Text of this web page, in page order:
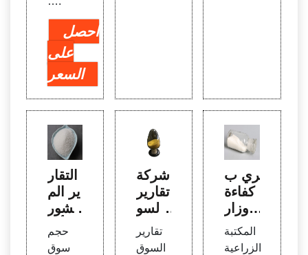
احصل
على
السعر
التقار
ير الم
نشور
حاث ا
حجم
سوق
شركة
تقارير
السو
ق | فئ
ات الت
تقارير
السوق
الري ب
كفاءة
- وزار
ة الزر
اعة ا
المكتبة
الزراعية